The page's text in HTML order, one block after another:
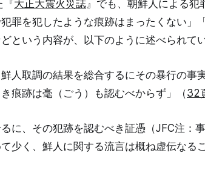
『大正大震火災誌』でも、朝鮮人による犯
罪を犯したような痕跡はまったくない」
という内容が、以下のように述べられてい
鮮人取調の結果を総合するにその暴行の事
痕跡は毫（ごう）も認むべからず」（32
るに、その犯跡を認むべき証憑（JFC注：
少く、鮮人に関する流言は概ね虚伝なる